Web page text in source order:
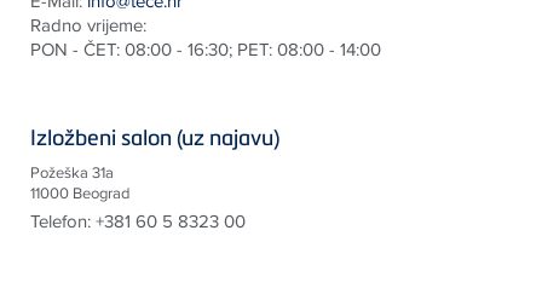
Radno vrijeme:
PON - ČET: 08:00 - 16:30; PET: 08:00 - 14:00
Izložbeni salon (uz najavu)
Požeška 31a
11000 Beograd
Telefon:+381 60 5 8323 00